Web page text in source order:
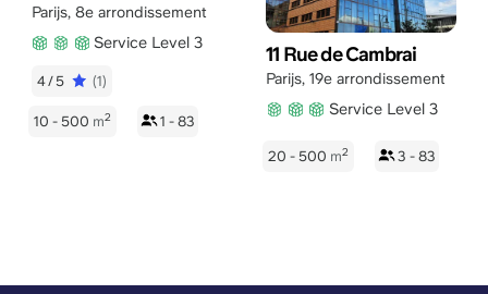
Parijs, 8e arrondissement
Service Level 3
4/5 (1)
10 - 500 m2 1 - 83
11 Rue de Cambrai
Parijs, 19e arrondissement
Service Level 3
20 - 500 m2 3 - 83